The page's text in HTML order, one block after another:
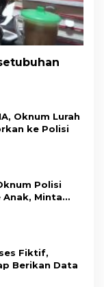
Oknum Lurah
ke Polisi
Polisi
Minta
Fiktif,
Berikan Data